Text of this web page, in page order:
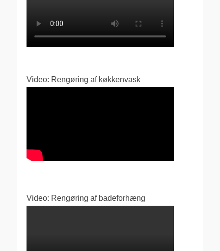
Video: Rengøring af køkkenvask
Video: Rengøring af badeforhæng